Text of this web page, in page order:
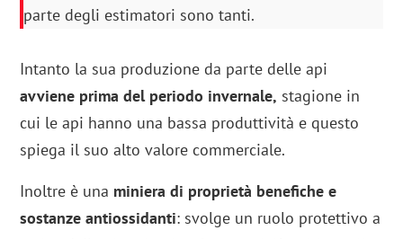
parte degli estimatori sono tanti.
Intanto la sua produzione da parte delle api
avviene prima del periodo invernale, stagione in
cui le api hanno una bassa produttività e questo
spiega il suo alto valore commerciale.
Inoltre è una miniera di proprietà benefiche e
sostanze antiossidanti: svolge un ruolo protettivo a